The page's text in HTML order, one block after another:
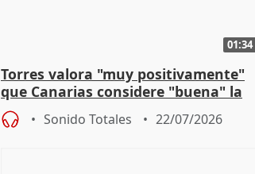
01:34
Torres valora "muy positivamente"
que Canarias considere "buena" la
propuesta del CPFF
Sonido Totales 22/07/2026